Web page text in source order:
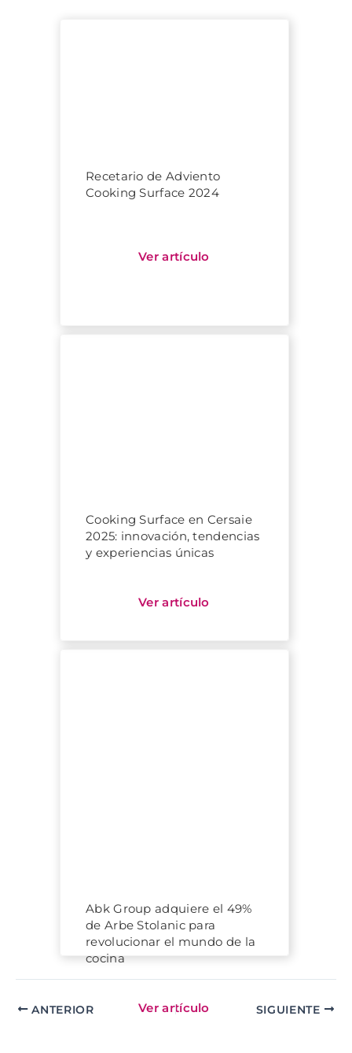
Recetario de Adviento
Cooking Surface 2024
Cooking Surface en Cersaie
2025: innovación, tendencias
y experiencias únicas
Abk Group adquiere el 49%
de Arbe Stolanic para
revolucionar el mundo de la
cocina
ANTERIOR SIGUIENTE